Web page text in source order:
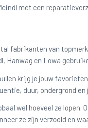
met een
fabrikanten van
Hanwag en Lowa
krijg je jouw
duur, ondergrond
wel hoeveel ze lopen.
ze zijn verzoold en